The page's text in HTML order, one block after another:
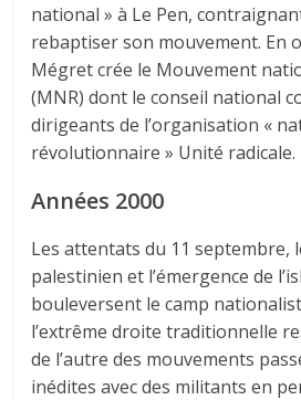
national » à Le Pen,
rebaptiser son mouvement. En
Mégret crée le Mouvement
(MNR) dont le conseil national
dirigeants de l’organisation «
révolutionnaire » Unité radicale.
Années 2000
Les attentats du 11 septembre,
palestinien et l’émergence de
bouleversent le camp
l’extrême droite traditionnelle
de l’autre des mouvements
inédites avec des militants en